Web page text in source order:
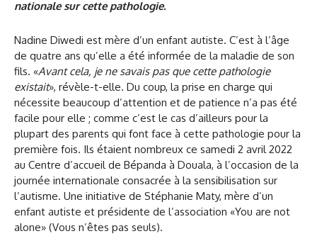
nationale sur cette pathologie.
Nadine Diwedi est mère d’un enfant autiste. C’est à l’âge
de quatre ans qu’elle a été informée de la maladie de son
fils. «Avant cela, je ne savais pas que cette pathologie
existait», révèle-t-elle. Du coup, la prise en charge qui
nécessite beaucoup d’attention et de patience n’a pas été
facile pour elle ; comme c’est le cas d’ailleurs pour la
plupart des parents qui font face à cette pathologie pour la
première fois. Ils étaient nombreux ce samedi 2 avril 2022
au Centre d’accueil de Bépanda à Douala, à l’occasion de la
journée internationale consacrée à la sensibilisation sur
l’autisme. Une initiative de Stéphanie Maty, mère d’un
enfant autiste et présidente de l’association «You are not
alone» (Vous n’êtes pas seuls).